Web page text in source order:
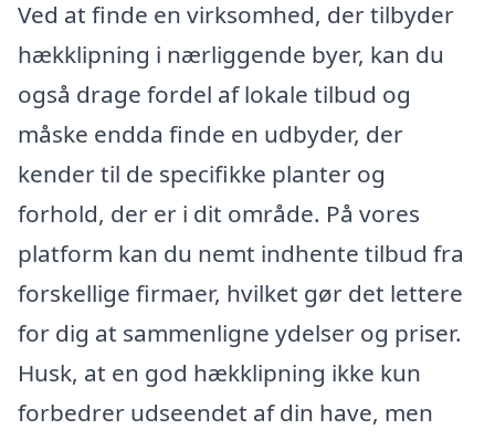
Ved at finde en virksomhed, der tilbyder
hækklipning i nærliggende byer, kan du
også drage fordel af lokale tilbud og
måske endda finde en udbyder, der
kender til de specifikke planter og
forhold, der er i dit område. På vores
platform kan du nemt indhente tilbud fra
forskellige firmaer, hvilket gør det lettere
for dig at sammenligne ydelser og priser.
Husk, at en god hækklipning ikke kun
forbedrer udseendet af din have, men